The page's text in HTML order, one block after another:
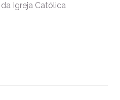
Igreja Católica